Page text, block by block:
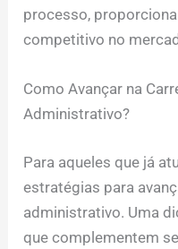
processo,
competitivo no
Como Avançar na
Administrativo?
Para aqueles que já
estratégias para
administrativo. Uma
que complementem